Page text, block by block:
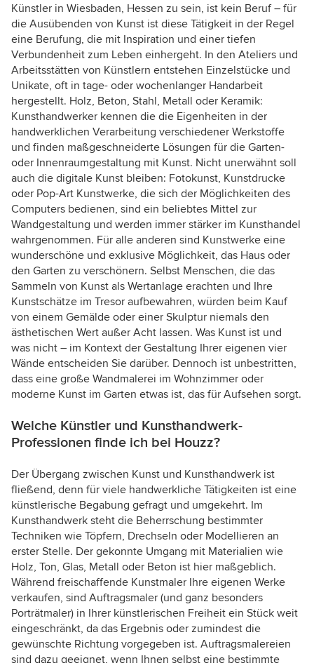
Künstler in Wiesbaden, Hessen zu sein, ist kein Beruf – für
die Ausübenden von Kunst ist diese Tätigkeit in der Regel
eine Berufung, die mit Inspiration und einer tiefen
Verbundenheit zum Leben einhergeht. In den Ateliers und
Arbeitsstätten von Künstlern entstehen Einzelstücke und
Unikate, oft in tage- oder wochenlanger Handarbeit
hergestellt. Holz, Beton, Stahl, Metall oder Keramik:
Kunsthandwerker kennen die die Eigenheiten in der
handwerklichen Verarbeitung verschiedener Werkstoffe
und finden maßgeschneiderte Lösungen für die Garten-
oder Innenraumgestaltung mit Kunst. Nicht unerwähnt soll
auch die digitale Kunst bleiben: Fotokunst, Kunstdrucke
oder Pop-Art Kunstwerke, die sich der Möglichkeiten des
Computers bedienen, sind ein beliebtes Mittel zur
Wandgestaltung und werden immer stärker im Kunsthandel
wahrgenommen. Für alle anderen sind Kunstwerke eine
wunderschöne und exklusive Möglichkeit, das Haus oder
den Garten zu verschönern. Selbst Menschen, die das
Sammeln von Kunst als Wertanlage erachten und Ihre
Kunstschätze im Tresor aufbewahren, würden beim Kauf
von einem Gemälde oder einer Skulptur niemals den
ästhetischen Wert außer Acht lassen. Was Kunst ist und
was nicht – im Kontext der Gestaltung Ihrer eigenen vier
Wände entscheiden Sie darüber. Dennoch ist unbestritten,
dass eine große Wandmalerei im Wohnzimmer oder
moderne Kunst im Garten etwas ist, das für Aufsehen sorgt.
Welche Künstler und Kunsthandwerk-
Professionen finde ich bei Houzz?
Der Übergang zwischen Kunst und Kunsthandwerk ist
fließend, denn für viele handwerkliche Tätigkeiten ist eine
künstlerische Begabung gefragt und umgekehrt. Im
Kunsthandwerk steht die Beherrschung bestimmter
Techniken wie Töpfern, Drechseln oder Modellieren an
erster Stelle. Der gekonnte Umgang mit Materialien wie
Holz, Ton, Glas, Metall oder Beton ist hier maßgeblich.
Während freischaffende Kunstmaler Ihre eigenen Werke
verkaufen, sind Auftragsmaler (und ganz besonders
Porträtmaler) in Ihrer künstlerischen Freiheit ein Stück weit
eingeschränkt, da das Ergebnis oder zumindest die
gewünschte Richtung vorgegeben ist. Auftragsmalereien
sind dazu geeignet, wenn Ihnen selbst eine bestimmte